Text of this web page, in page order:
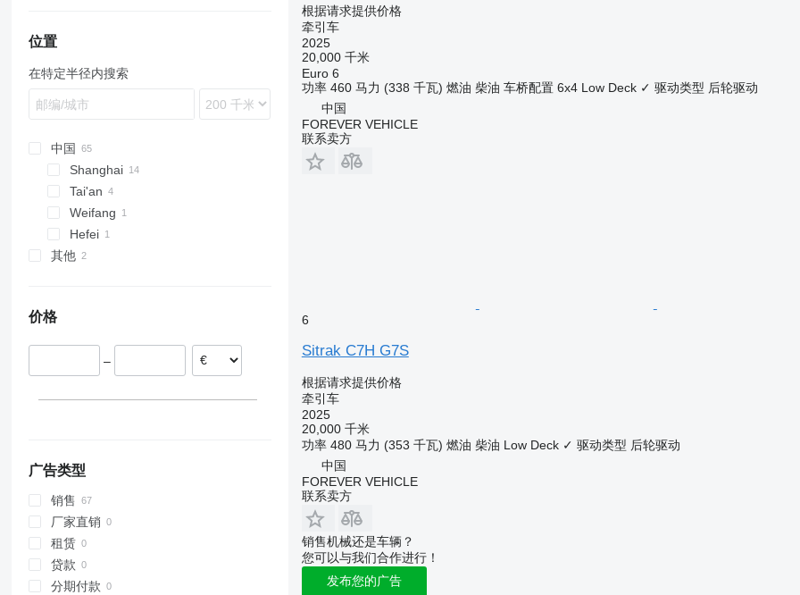
Sprinter
Zetros
eActros
Master
Premium
T-series
FM
FMX
G-series
L-series
N-series
PL
S-series
VNL
位置
在特定半径内搜索
中国
Shanghai
Tai'an
Weifang
Hefei
其他
价格
–
广告类型
销售
厂家直销
租赁
贷款
分期付款
根据请求提供价格
牵引车
2025
20,000 千米
Euro 6
功率 460 马力 (338 千瓦) 燃油 柴油 车桥配置 6x4 Low Deck ✓ 驱动类型 后轮驱动
中国
FOREVER VEHICLE
联系卖方
6
Sitrak C7H G7S
根据请求提供价格
牵引车
2025
20,000 千米
功率 480 马力 (353 千瓦) 燃油 柴油 Low Deck ✓ 驱动类型 后轮驱动
中国
FOREVER VEHICLE
联系卖方
销售机械还是车辆？
您可以与我们合作进行！
发布您的广告